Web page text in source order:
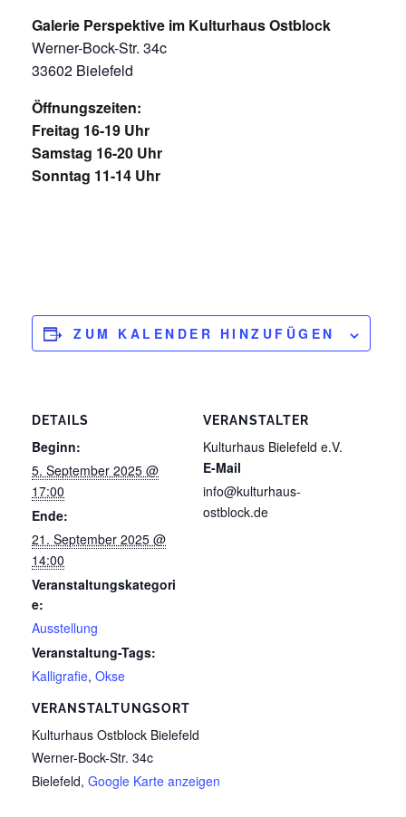
Galerie Perspektive im Kulturhaus Ostblock
Werner-Bock-Str. 34c
33602 Bielefeld
Öffnungszeiten:
Freitag 16-19 Uhr
Samstag 16-20 Uhr
Sonntag 11-14 Uhr
ZUM KALENDER HINZUFÜGEN
DETAILS
Beginn:
5. September 2025 @
17:00
Ende:
21. September 2025 @
14:00
Veranstaltungskategori
e:
Ausstellung
Veranstaltung-Tags:
Kalligrafie, Okse
VERANSTALTUNGSORT
Kulturhaus Ostblock Bielefeld
Werner-Bock-Str. 34c
Bielefeld, Google Karte anzeigen
VERANSTALTER
Kulturhaus Bielefeld e.V.
E-Mail
info@kulturhaus-
ostblock.de